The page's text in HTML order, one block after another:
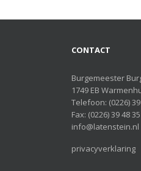
CONTACT
Burgemeester
1749 EB
Telefoon: (0226)
Fax: (0226) 39 48 35
info@latenstein.nl
privacyverklaring